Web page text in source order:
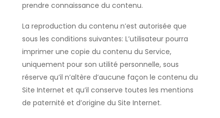
prendre connaissance du contenu.
La reproduction du contenu n’est autorisée que
sous les conditions suivantes: L’utilisateur pourra
imprimer une copie du contenu du Service,
uniquement pour son utilité personnelle, sous
réserve qu’il n’altère d’aucune façon le contenu du
Site Internet et qu’il conserve toutes les mentions
de paternité et d’origine du Site Internet.